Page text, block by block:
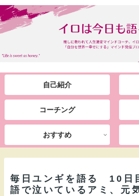
自己紹介
コーチング
おすすめ
毎日ユンギを語る 10日
語で泣いているアミ、元